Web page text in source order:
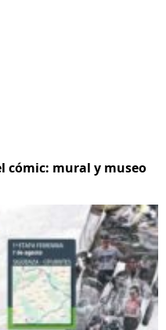
cómic: mural y museo